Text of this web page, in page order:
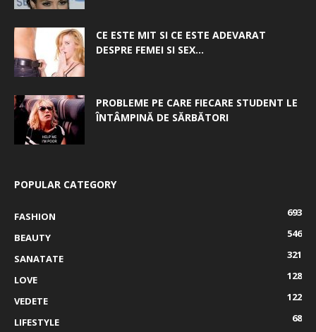
CE ESTE MIT SI CE ESTE ADEVARAT
DESPRE FEMEI SI SEX...
PROBLEME PE CARE FIECARE STUDENT LE
ÎNTÂMPINĂ DE SĂRBĂTORI
POPULAR CATEGORY
FASHION
693
BEAUTY
546
SANATATE
321
LOVE
128
VEDETE
122
LIFESTYLE
68